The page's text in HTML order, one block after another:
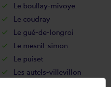
Le boullay-mivoye
Le coudray
Le gué-de-longroi
Le mesnil-simon
Le puiset
Les autels-villevillon